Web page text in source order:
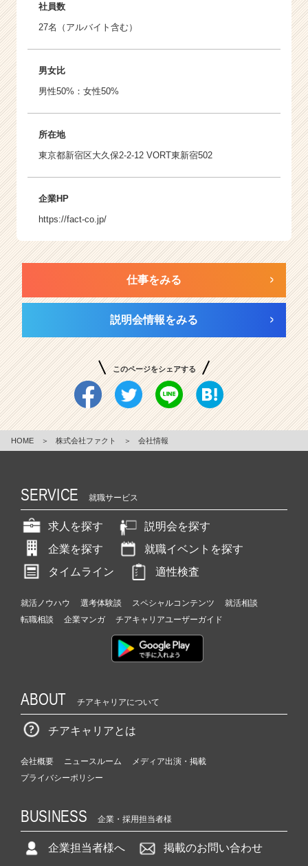
社員数
27名（アルバイト含む）
男女比
男性50%：女性50%
所在地
東京都新宿区大久保2-2-12 VORT東新宿502
企業HP
https://fact-co.jp/
仕事をみる
説明会情報をみる
このページをシェアする
HOME ＞ 株式会社ファクト ＞ 会社情報
SERVICE 就職サービス
求人を探す
説明会を探す
企業を探す
就職イベントを探す
タイムライン
適性検査
就活ノウハウ 選考体験談 スペシャルコンテンツ
就活相談
転職相談
企業マンガ チアキャリアユーザーガイド
ABOUT チアキャリアについて
チアキャリアとは
会社概要 ニュースルーム
メディア出演・掲載
プライバシーポリシー
BUSINESS 企業・採用担当者様
企業担当者様へ 掲載のお問い合わせ